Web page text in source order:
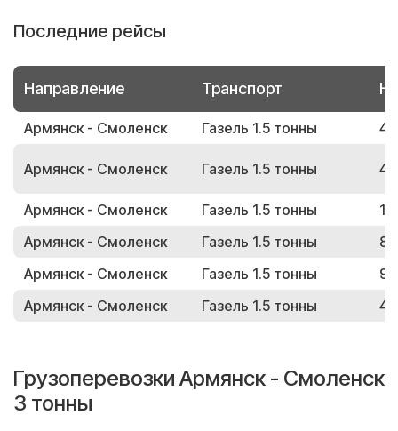
Последние рейсы
Направление Транспорт
Армянск - Смоленск Газель 1.5 тонны
Армянск - Смоленск Газель 1.5 тонны
Армянск - Смоленск Газель 1.5 тонны
Армянск - Смоленск
Газель 1.5 тонны
Армянск - Смоленск
Газель 1.5 тонны
Армянск - Смоленск
Газель 1.5 тонны
Грузоперевозки Армянск - Смоленск
3 тонны